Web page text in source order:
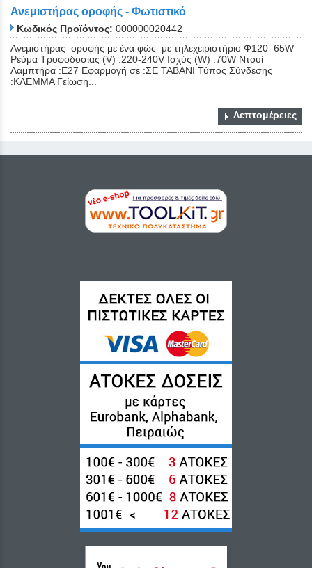
Ανεμιστήρας οροφής - Φωτιστικό
Κωδικός Προϊόντος: 000000020442
Ανεμιστήρας οροφής με ένα φώς με τηλεχειριστήριο Φ120 65W
Ρεύμα Τροφοδοσίας (V) :220-240V Ισχύς (W) :70W Ντουί
Λαμπτήρα :E27 Εφαρμογή σε :ΣΕ ΤΑΒΑΝΙ Τύπος Σύνδεσης
:ΚΛΕΜΜΑ Γείωση...
Λεπτομέρειες